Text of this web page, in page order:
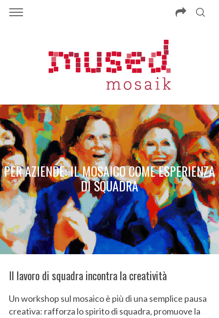
PER AZIENDE: IL MOSAICO COME ESPERIENZA
DI SQUADRA
Il lavoro di squadra incontra la creatività
Un workshop sul mosaico è più di una semplice pausa
creativa: rafforza lo spirito di squadra, promuove la